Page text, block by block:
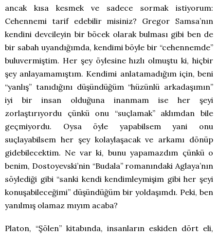
ancak kısa kesmek ve sadece sormak istiyorum:
Cehennemi tarif edebilir misiniz? Gregor Samsa’nın
kendini devcileyin bir böcek olarak bulması gibi ben de
bir sabah uyandığımda, kendimi böyle bir “cehennemde”
buluvermiştim. Her şey öylesine hızlı olmuştu ki, hiçbir
şey anlayamamıştım. Kendimi anlatamadığım için, beni
“yanlış” tanıdığını düşündüğüm “hüzünlü arkadaşımın”
iyi bir insan olduğuna inanmam ise her şeyi
zorlaştırıyordu çünkü onu “suçlamak” aklımdan bile
geçmiyordu. Oysa öyle yapabilsem yani onu
suçlayabilsem her şey kolaylaşacak ve arkamı dönüp
gidebilecektim. Ne var ki, bunu yapamazdım çünkü o
benim, Dostoyevski’nin “Budala” romanındaki Aglaya’nın
söylediği gibi “sanki kendi kendimleymişim gibi her şeyi
konuşabileceğimi” düşündüğüm bir yoldaşımdı. Peki, ben
yanılmış olamaz mıyım acaba?
Platon, “Şölen” kitabında, insanların eskiden dört eli,